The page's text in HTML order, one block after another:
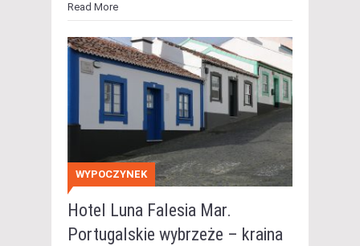
Read More
WYPOCZYNEK
Hotel Luna Falesia Mar.
Portugalskie wybrzeże – kraina